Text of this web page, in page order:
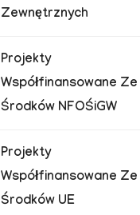
Zewnętrznych
Projekty
Współfinansowane Ze
Środków NFOŚiGW
Projekty
Współfinansowane Ze
Środków UE